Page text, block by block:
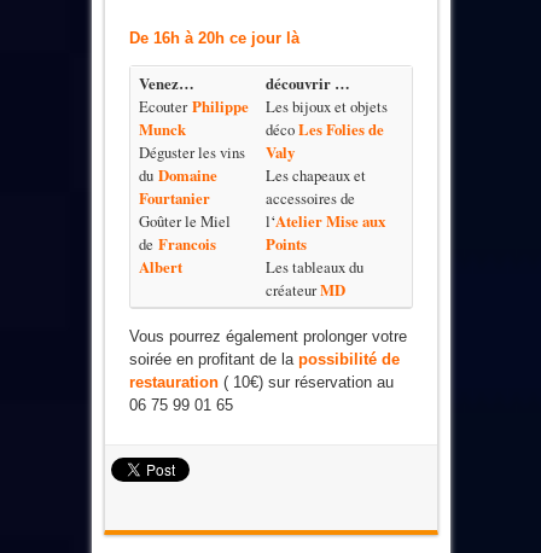
De 16h à 20h ce jour là
Venez…
EcouterPhilippe
Munck
Déguster les vins
du Domaine
Fourtanier
Goûter le Miel
de Francois
Albert
découvrir …
Les bijoux et objets
décoLes Folies de
Valy
Les chapeaux et
accessoires de
l‘Atelier Mise aux
Points
Les tableaux du
créateurMD
Vous pourrez également prolonger votre
soirée en profitant de la possibilité de
restauration( 10€) sur réservation au
06 75 99 01 65